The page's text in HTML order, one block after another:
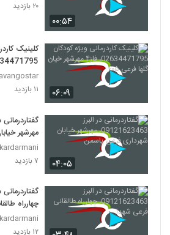
۰۰:۵۴
۲۰ بازدید
۰۶:۰۹
کلینیک
گلها فرعی ۴۰۵
۱۱ بازدید
۰۴:۰۵
مهرشهر
kardarmani
۷ بازدید
چهارراه
kardarmani
۱۲ بازدید